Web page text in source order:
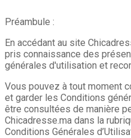
Préambule :
En accédant au site
pris connaissance des
générales d'utilisation et
Vous pouvez à tout moment
et garder les Conditions
être consultées de manière
Chicadresse.ma dans la
Conditions Générales